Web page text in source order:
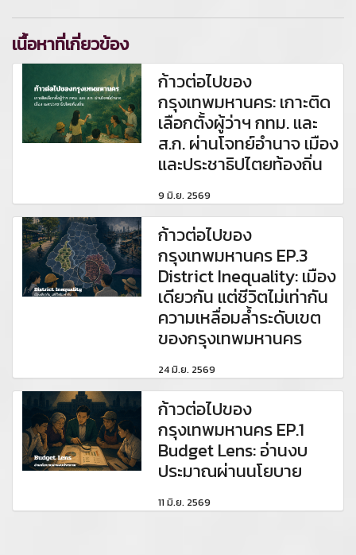
เนื้อหาที่เกี่ยวข้อง
ก้าวต่อไปของ
กรุงเทพมหานคร: เกาะติด
เลือกตั้งผู้ว่าฯ กทม. และ
ส.ก. ผ่านโจทย์อำนาจ เมือง
และประชาธิปไตยท้องถิ่น
9 มิ.ย. 2569
ก้าวต่อไปของ
กรุงเทพมหานคร EP.3
District Inequality: เมือง
เดียวกัน แต่ชีวิตไม่เท่ากัน
ความเหลื่อมล้ำระดับเขต
ของกรุงเทพมหานคร
24 มิ.ย. 2569
ก้าวต่อไปของ
กรุงเทพมหานคร EP.1
Budget Lens: อ่านงบ
ประมาณผ่านนโยบาย
11 มิ.ย. 2569